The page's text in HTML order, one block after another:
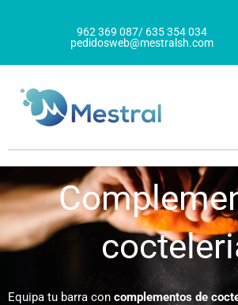
962 369 087/ 635 354 034
pedidosweb@mestralsh.com
Equipa tu barra con complementos de